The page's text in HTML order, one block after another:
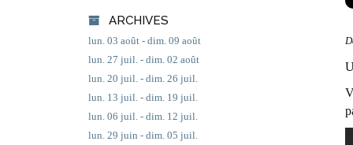
ARCHIVES
lun. 03 août - dim. 09 août
lun. 27 juil. - dim. 02 août
lun. 20 juil. - dim. 26 juil.
lun. 13 juil. - dim. 19 juil.
lun. 06 juil. - dim. 12 juil.
lun. 29 juin - dim. 05 juil.